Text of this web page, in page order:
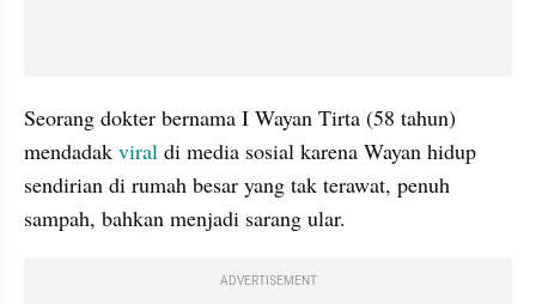
Seorang dokter bernama I Wayan Tirta (58 tahun)
mendadak viral di media sosial karena Wayan hidup
sendirian di rumah besar yang tak terawat, penuh
sampah, bahkan menjadi sarang ular.
ADVERTISEMENT